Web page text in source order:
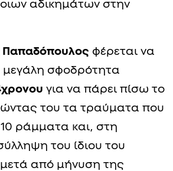
αδικημάτων στην
φέρεται να
μεγάλη σφοδρότητα
για να πάρει πίσω το
του τα τραύματα που
ράμματα και, στη
του ίδιου του
μετά από μήνυση της